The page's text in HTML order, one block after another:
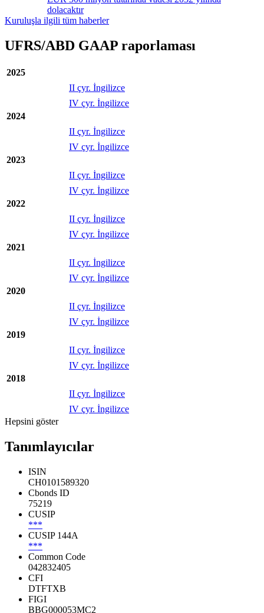
dolacaktır
Kuruluşla ilgili tüm haberler
UFRS/ABD GAAP raporlaması
2025
II çyr. İngilizce
IV çyr. İngilizce
2024
II çyr. İngilizce
IV çyr. İngilizce
2023
II çyr. İngilizce
IV çyr. İngilizce
2022
II çyr. İngilizce
IV çyr. İngilizce
2021
II çyr. İngilizce
IV çyr. İngilizce
2020
II çyr. İngilizce
IV çyr. İngilizce
2019
II çyr. İngilizce
IV çyr. İngilizce
2018
II çyr. İngilizce
IV çyr. İngilizce
Hepsini göster
Tanımlayıcılar
ISIN
CH0101589320
Cbonds ID
75219
CUSIP
***
CUSIP 144A
***
Common Code
042832405
CFI
DTFTXB
FIGI
BBG000053MC2